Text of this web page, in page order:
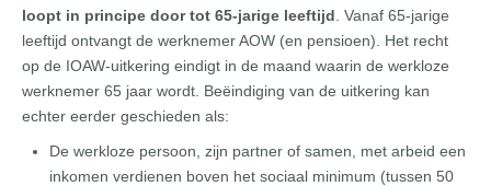
Over ons
Tweede spoortraject
Trainingen
Start eigen bedrijf
loopt in principe door tot 65-jarige leeftijd . Vanaf 65-jarige
leeftijd ontvangt de werknemer AOW (en pensioen). Het recht
op de IOAW-uitkering eindigt in de maand waarin de werkloze
werknemer 65 jaar wordt. Beëindiging van de uitkering kan
echter eerder geschieden als:
De werkloze persoon, zijn partner of samen, met arbeid een
inkomen verdienen boven het sociaal minimum (tussen 50